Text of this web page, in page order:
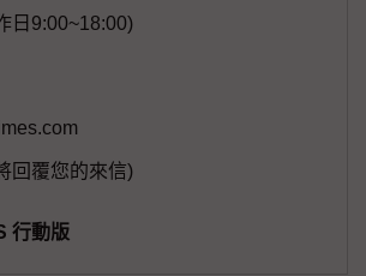
日9:00~18:00)
回覆您的來信)
行動版